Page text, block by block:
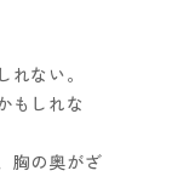
ない。
もしれな
胸の奥がざ